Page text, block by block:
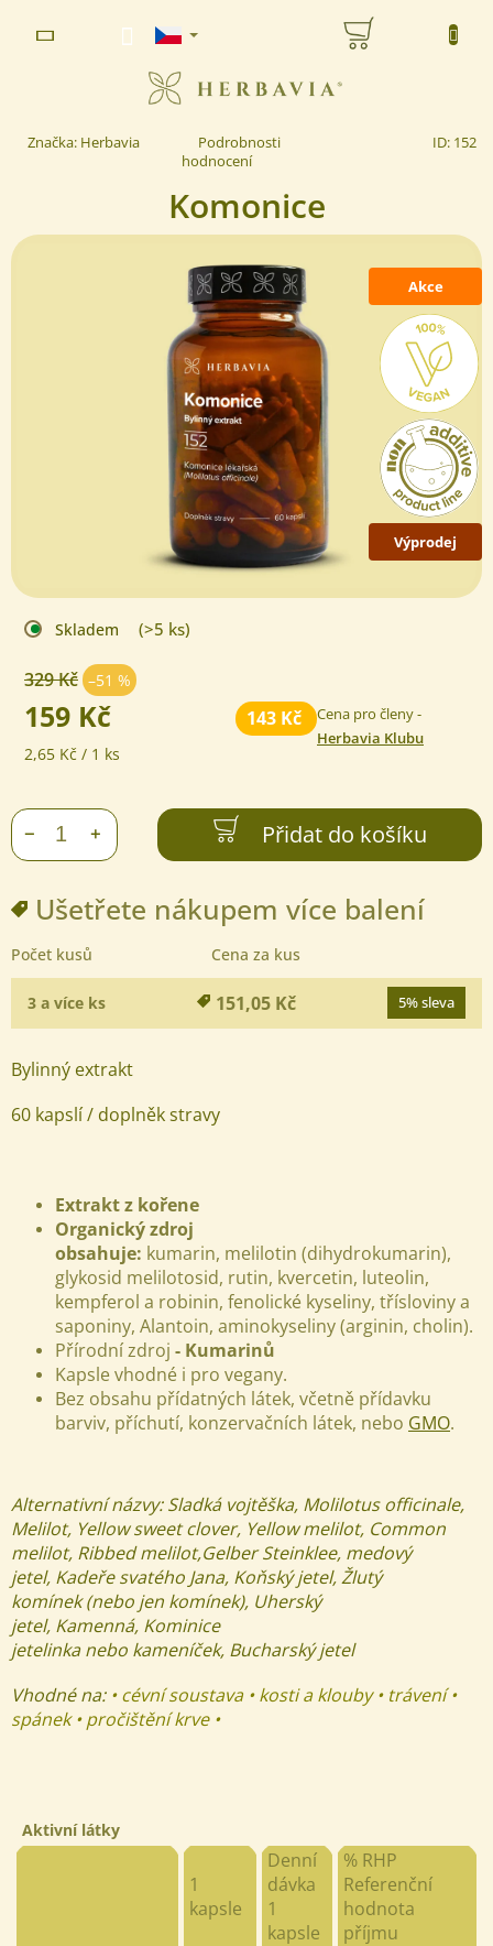
NÁKUPNÍ
ID: 152
Průměrné
hodnocení
5,0
Podrobnosti
hodnocení
Značka: Herbavia
Komonice
Akce
Výprodej
Skladem (>5 ks)
329 Kč –51 %
143 Kč
Cena pro členy -
Herbavia Klubu
159 Kč
Měrná
2,65 Kč / 1 ks
+
− Přidat do košíku
Ušetřete nákupem více balení
Počet kusů Cena za kus
3 a více ks 151,05 Kč 5% sleva
Bylinný extrakt
60 kapslí / doplněk stravy
Extrakt z kořene
Organický zdroj
obsahuje: kumarin, melilotin (dihydrokumarin),
glykosid melilotosid, rutin, kvercetin, luteolin,
kempferol a robinin, fenolické kyseliny, třísloviny a
saponiny, Alantoin, aminokyseliny (arginin, cholin).
Přírodní zdroj - Kumarinů
Kapsle vhodné i pro vegany.
Bez obsahu přídatných látek, včetně přídavku
barviv, příchutí, konzervačních látek, nebo GMO.
Alternativní názvy:Sladká vojtěška, Molilotus officinale,
Melilot, Yellow sweet clover, Yellow melilot, Common
melilot, Ribbed melilot,Gelber Steinklee, medový
jetel, Kadeře svatého Jana, Koňský jetel,Žlutý
komínek (nebo jen komínek), Uherský
jetel, Kamenná, Kominice
jetelinka nebo kameníček, Bucharský jetel
Vhodné na: • cévní soustava • kosti a klouby • trávení •
spánek • pročištění krve •
Aktivní látky
1
kapsle
Denní
dávka
1
kapsle
% RHP
Referenční
hodnota
příjmu
www.herbavia.cz - Chat